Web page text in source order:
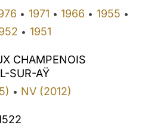
• 1971 • 1966 • 1955 •
• 1951
CHAMPENOIS
SUR-AŸ
• NV (2012)